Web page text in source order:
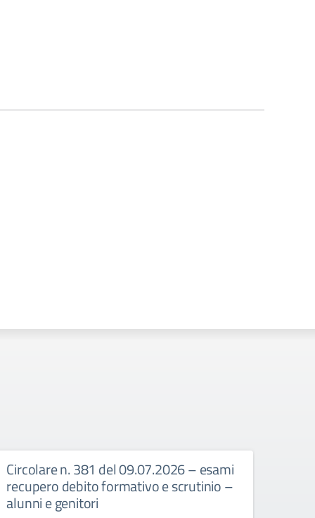
Circolare n. 381 del 09.07.2026 – esami
recupero debito formativo e scrutinio –
alunni e genitori